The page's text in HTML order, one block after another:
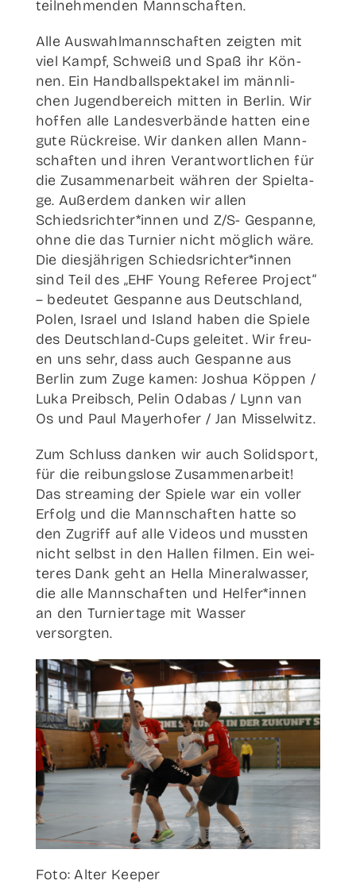
teil­neh­men­den Mannschaften.
Alle Aus­wahl­mann­schaf­ten zeig­ten mit
viel Kampf, Schweiß und Spaß ihr Kön­
nen. Ein Hand­ball­spek­ta­kel im männ­li­
chen Jugend­be­reich mit­ten in Ber­lin. Wir
hof­fen alle Lan­des­ver­bän­de hat­ten eine
gute Rück­rei­se. Wir dan­ken allen Mann­
schaf­ten und ihren Ver­ant­wort­li­chen für
die Zusam­men­ar­beit wäh­ren der Spiel­ta­
ge. Außer­dem dan­ken wir allen
Schiedsrichter*innen und Z/S- Gespan­ne,
ohne die das Tur­nier nicht mög­lich wäre.
Die dies­jäh­ri­gen Schiedsrichter*innen
sind Teil des „EHF Young Refe­ree Pro­ject“
– bedeu­tet Gespan­ne aus Deutsch­land,
Polen, Isra­el und Island haben die Spie­le
des Deut­sch­­land-Cups gelei­tet. Wir freu­
en uns sehr, dass auch Gespan­ne aus
Ber­lin zum Zuge kamen: Joshua Köp­pen /
Luka Preibsch, Pelin Oda­bas / Lynn van
Os und Paul May­er­ho­fer / Jan Misselwitz.
Zum Schluss dan­ken wir auch Solid­sport,
für die rei­bungs­lo­se Zusam­men­ar­beit!
Das strea­ming der Spie­le war ein vol­ler
Erfolg und die Mann­schaf­ten hat­te so
den Zugriff auf alle Vide­os und muss­ten
nicht selbst in den Hal­len fil­men. Ein wei­
te­res Dank geht an Hel­la Mine­ral­was­ser,
die alle Mann­schaf­ten und Helfer*innen
an den Tur­nier­ta­ge mit Was­ser
versorgten.
Foto: Alter Keeper